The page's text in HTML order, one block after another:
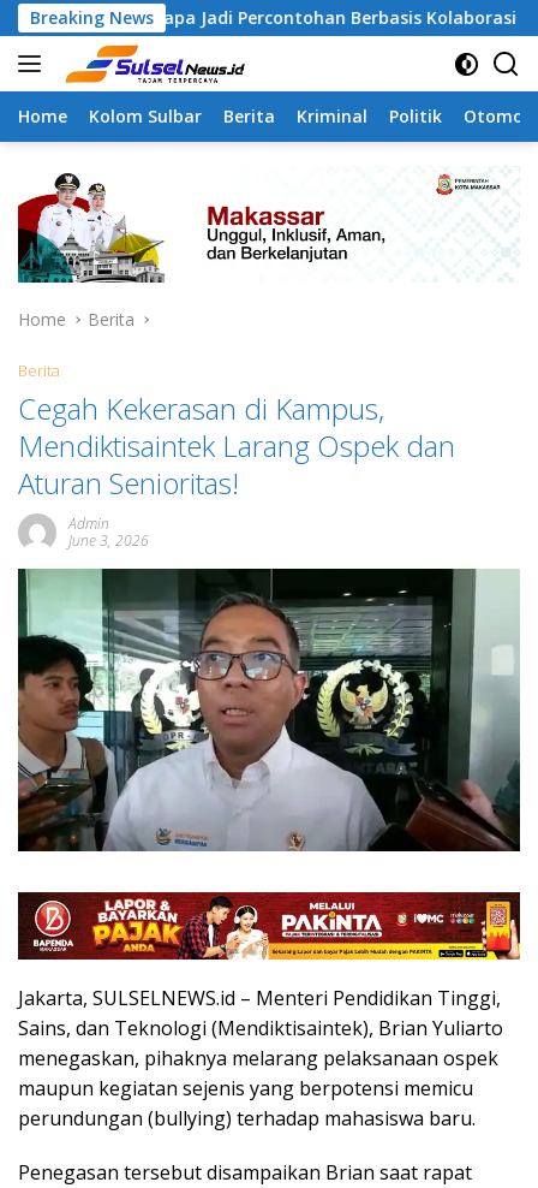
Skip
to
content
Breaking NewsJadi Percontohan Berbasis Kolaborasi Warga
Home Kolom Sulbar Berita Kriminal Politik
Home Berita
Berita
Cegah Kekerasan di Kampus,
Mendiktisaintek Larang Ospek dan
Aturan Senioritas!
Admin
June 3, 2026
Jakarta, SULSELNEWS.id – Menteri Pendidikan Tinggi,
Sains, dan Teknologi (Mendiktisaintek), Brian Yuliarto
menegaskan, pihaknya melarang pelaksanaan ospek
maupun kegiatan sejenis yang berpotensi memicu
perundungan (bullying) terhadap mahasiswa baru.
Penegasan tersebut disampaikan Brian saat rapat